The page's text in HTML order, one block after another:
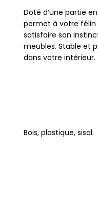
Doté d’une partie
permet à votre félin
satisfaire son
meubles. Stable et
dans votre intérieur.
Bois, plastique, sisal.